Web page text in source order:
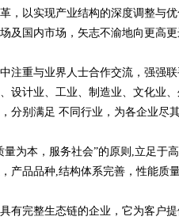
，以实现产业结构的深度调整与
及国内市场，矢志不渝地向更高更
注重与业界人士合作交流，强强
设计业、工业、制造业、文化业
分别满足 不同行业，为各企业尽
为本，服务社会”的原则,立足于
产品品种,结构体系完善，性能质量
有完整生态链的企业，它为客户